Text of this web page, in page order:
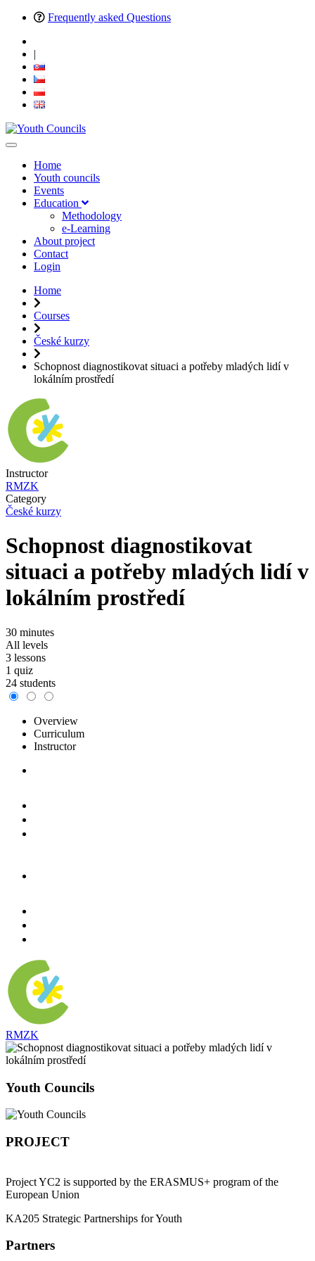
Frequently asked Questions
|
Home
Youth councils
Events
Education
Methodology
e-Learning
About project
Contact
Login
Home
Courses
České kurzy
Schopnost diagnostikovat situaci a potřeby mladých lidí v
lokálním prostředí
Instructor
RMZK
Category
České kurzy
Schopnost diagnostikovat
situaci a potřeby mladých lidí v
lokálním prostředí
30 minutes
All levels
3 lessons
1 quiz
24 students
Overview
Curriculum
Instructor
RMZK
Youth Councils
PROJECT
Project YC2 is supported by the ERASMUS+ program of the
European Union
KA205 Strategic Partnerships for Youth
Partners